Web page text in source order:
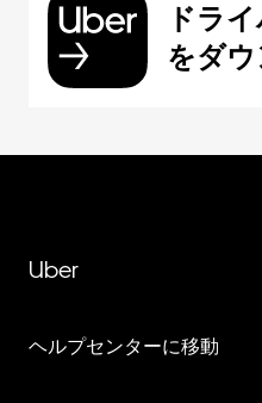
ドラ
をダ
Uber
ヘルプセンターに移動